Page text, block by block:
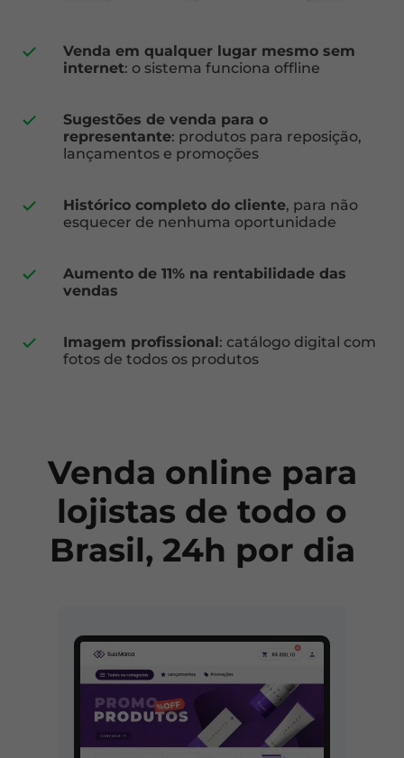
Venda em qualquer lugar mesmo sem
internet: o sistema funciona offline
Sugestões de venda para o
representante: produtos para reposição,
lançamentos e promoções
Histórico completo do cliente, para não
esquecer de nenhuma oportunidade
Aumento de 11% na rentabilidade das
vendas
Imagem profissional: catálogo digital com
fotos de todos os produtos
Venda online para
lojistas de todo o
Brasil, 24h por dia